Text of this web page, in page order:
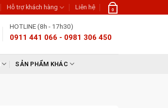
Hỗ trợ khách hàng Liên hệ 0
HOTLINE (8h - 17h30)
0911 441 066 - 0981 306 450
SẢN PHẨM KHÁC